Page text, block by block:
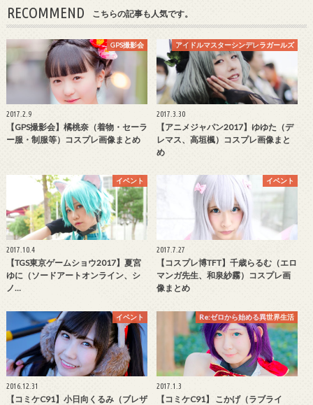
RECOMMEND こちらの記事も人気です。
GPS撮影会
2017.2.9
【GPS撮影会】橘桃奈（着物・セーラ
ー服・制服等）コスプレ画像まとめ
アイドルマスターシンデレラガールズ
2017.3.30
【アニメジャパン2017】ゆゆた（デ
レマス、高垣楓）コスプレ画像まと
め
イベント
2017.10.4
【TGS東京ゲームショウ2017】夏宮
ゆに（ソードアートオンライン、シ
ノ…
イベント
2017.7.27
【コスプレ博TFT】千歳らるむ（エロ
マンガ先生、和泉紗霧）コスプレ画
像まとめ
イベント
2016.12.31
【コミケC91】小日向くるみ（ブレザ
Re:ゼロから始める異世界生活
2017.1.3
【コミケC91】 こかげ（ラブライ